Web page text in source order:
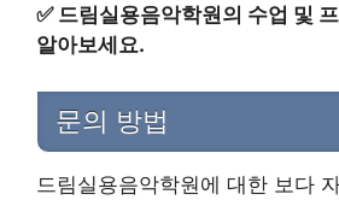
✅ 드림실용음악학원의 수업 및
알아보세요.
문의 방법
드림실용음악학원에 대한 보다